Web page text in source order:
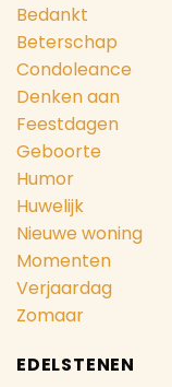
Bedankt
Beterschap
Condoleance
Denken aan
Feestdagen
Geboorte
Humor
Huwelijk
Nieuwe woning
Momenten
Verjaardag
Zomaar
EDELSTENEN